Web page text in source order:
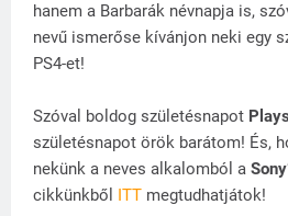
hanem a Barbarák névnapja is,
nevű ismerőse kívánjon neki egy
PS4-et!
Szóval boldog születésnapot
születésnapot örök barátom! És,
nekünk a neves alkalomból a Sony
cikkünkből ITT megtudhatjátok!